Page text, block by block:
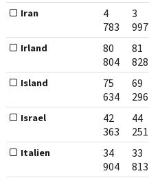
Iran
4
783
3
997
Irland
80
804
81
828
Island
75
634
69
296
Israel
42
363
44
251
Italien
34
904
33
813